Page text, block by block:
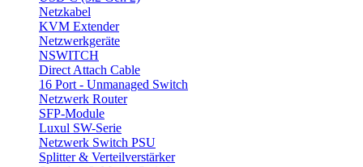
Netzkabel
KVM Extender
Netzwerkgeräte
NSWITCH
Direct Attach Cable
16 Port - Unmanaged Switch
Netzwerk Router
SFP-Module
Luxul SW-Serie
Netzwerk Switch PSU
Splitter & Verteilverstärker